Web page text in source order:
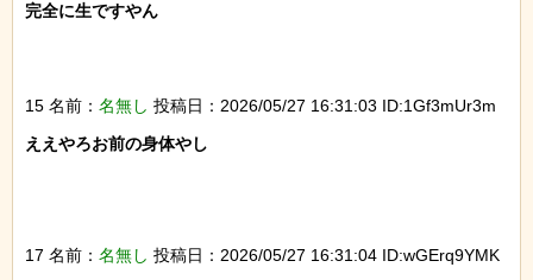
完全に生ですやん
15 名前： 名無し 投稿日：2026/05/27 16:31:03 ID:1Gf3mUr3m
ええやろお前の身体やし
17 名前： 名無し 投稿日：2026/05/27 16:31:04 ID:wGErq9YMK